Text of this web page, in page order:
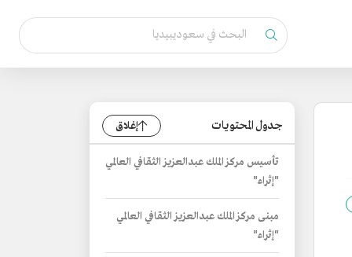
جدول المحتويات إغلاق
تأسيس مركز الملك عبدالعزيز الثقافي العالمي
"إثراء"
مبنى مركز الملك عبدالعزيز الثقافي العالمي
"إثراء"